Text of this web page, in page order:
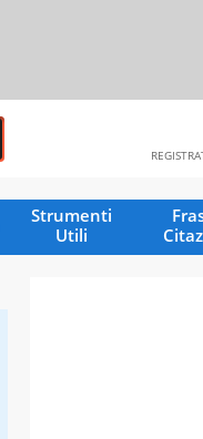
Strumenti
Utili